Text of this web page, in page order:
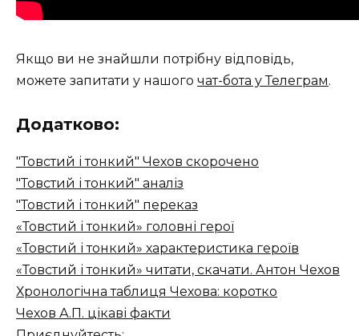
Якщо ви не знайшли потрібну відповідь,
можете запитати у нашого чат-бота у Телеграм.
Додатково:
"Товстий і тонкий" Чехов скорочено
"Товстий і тонкий" аналіз
"Товстий і тонкий" переказ
«Товстий і тонкий» головні герої
«Товстий і тонкий» характеристика героїв
«Товстий і тонкий» читати, скачати. Антон Чехов
Хронологічна таблиця Чехова: коротко
Чехов А.П. цікаві факти